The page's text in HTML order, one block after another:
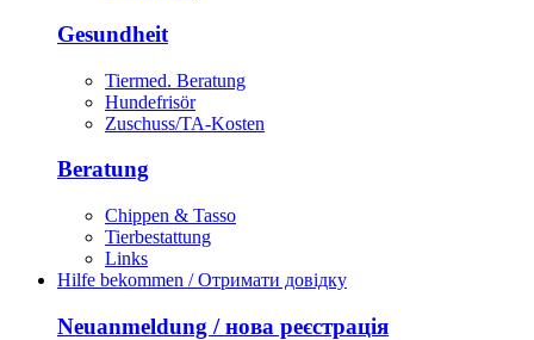
Gesundheit
Tiermed. Beratung
Hundefrisör
Zuschuss/TA-Kosten
Beratung
Chippen & Tasso
Tierbestattung
Links
Hilfe bekommen / Отримати довідку
Neuanmeldung / нова реєстрація